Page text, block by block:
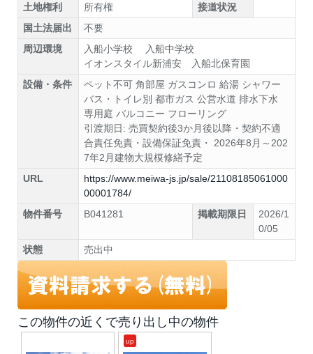
土地権利
所有権
接道状況
国土法届出
不要
周辺環境
入船小学校 入船中学校
イオンスタイル新浦安 入船北保育園
設備・条件
ペット不可 角部屋 ガスコンロ 給湯 シャワー
バス・トイレ別 都市ガス 公営水道 排水下水
専用庭 バルコニー フローリング
引渡期日: 売買契約後3か月後以降・契約不適
合責任免責・設備保証免責・ 2026年8月～202
7年2月建物大規模修繕予定
URL
https://www.meiwa-js.jp/sale/21108185061000
00001784/
物件番号
B041281 掲載期限日
2026/1
0/05
状態
売出中
この物件の近くで売り出し中の物件
up